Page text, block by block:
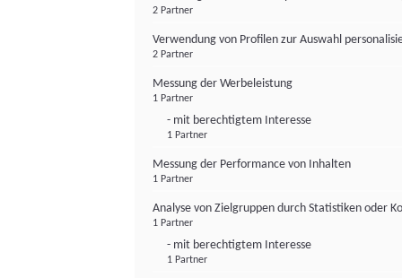
2 Partner
Verwendung von Profilen zur Auswahl
2 Partner
Messung der Werbeleistung
1 Partner
- mit berechtigtem Interesse
1 Partner
Messung der Performance von Inhalten
1 Partner
Analyse von Zielgruppen durch Statistiken oder
1 Partner
- mit berechtigtem Interesse
1 Partner